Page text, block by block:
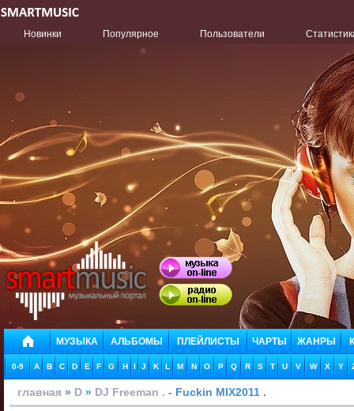
Новинки Популярное Пользователи
МУЗЫКА АЛЬБОМЫ ПЛЕЙЛИСТЫ ЧАРТЫ ЖАНРЫ
0-9 A B C D E F G H I J K L M N O P Q R S T U V W X Y
главная » D » DJ Freeman . - Fuckin MIX2011 .